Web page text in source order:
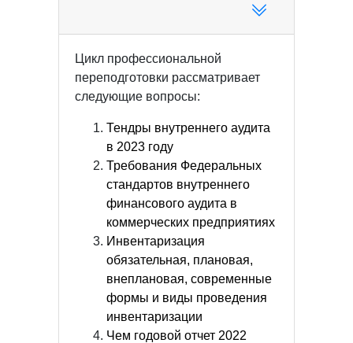
Цикл профессиональной
переподготовки рассматривает
следующие вопросы:
Тендры внутреннего аудита
в 2023 году
Требования Федеральных
стандартов внутреннего
финансового аудита в
коммерческих предприятиях
Инвентаризация
обязательная, плановая,
внеплановая, современные
формы и виды проведения
инвентаризации
Чем годовой отчет 2022